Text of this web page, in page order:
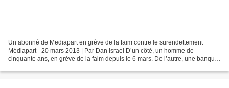
Un abonné de Mediapart en grève de la faim contre le surendettement
Médiapart - 20 mars 2013 | Par Dan Israel D’un côté, un homme de
cinquante ans, en grève de la faim depuis le 6 mars. De l’autre, une banque